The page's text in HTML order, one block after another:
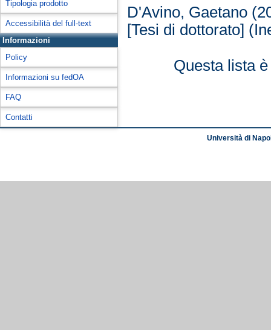
Tipologia prodotto
Accessibilità del full-text
Informazioni
Policy
Informazioni su fedOA
FAQ
Contatti
D'Avino, Gaetano
[Tesi di dottorato]
Questa lista
Università di